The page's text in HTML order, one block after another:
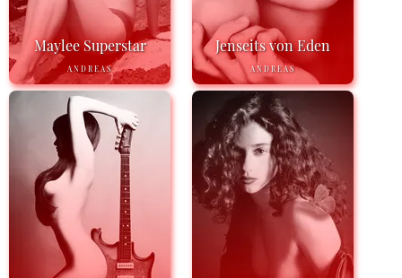
Maylee Superstar
ANDREAS
Jenseits von Eden
ANDREAS